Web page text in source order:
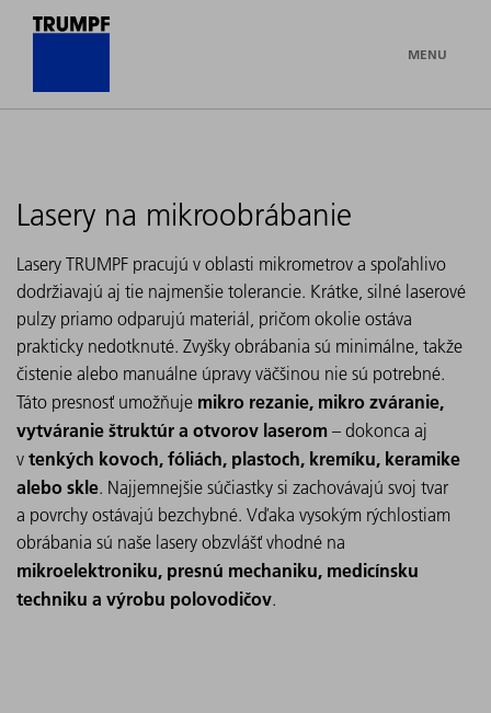
MENU
Lasery na mikroobrábanie
Lasery TRUMPF pracujú v oblasti mikrometrov a spoľahlivo
dodržiavajú aj tie najmenšie tolerancie. Krátke, silné laserové
pulzy priamo odparujú materiál, pričom okolie ostáva
prakticky nedotknuté. Zvyšky obrábania sú minimálne, takže
čistenie alebo manuálne úpravy väčšinou nie sú potrebné.
Táto presnosť umožňuje mikro rezanie, mikro zváranie,
vytváranie štruktúr a otvorov laserom – dokonca aj
v tenkých kovoch, fóliách, plastoch, kremíku, keramike
alebo skle. Najjemnejšie súčiastky si zachovávajú svoj tvar
a povrchy ostávajú bezchybné. Vďaka vysokým rýchlostiam
obrábania sú naše lasery obzvlášť vhodné na
mikroelektroniku, presnú mechaniku, medicínsku
techniku ​​a výrobu polovodičov.